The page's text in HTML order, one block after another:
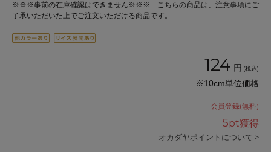
※※※事前の在庫確認はできません※※※ こちらの商品は、注意事項にご
了承いただいた上でご注文いただける商品です。
124 円 (税込)
※10cm単位価格
会員登録(無料)
5pt獲得
オカダヤポイントについて >